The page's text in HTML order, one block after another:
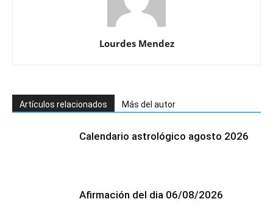
Lourdes Mendez
Artículos relacionados Más del autor
Calendario astrológico agosto 2026
Afirmación del dia 06/08/2026